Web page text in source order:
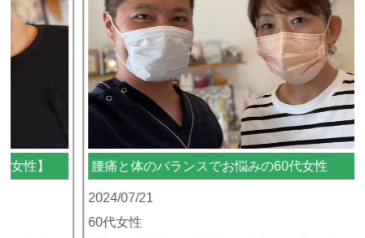
腰痛と体のバランスでお悩みの60代女性